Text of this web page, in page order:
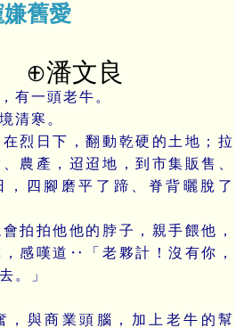
愛
良
一頭老牛。
寒。
日下，翻動乾硬的土地；拉
農產，迢迢地，到市集販售、
四腳磨平了蹄、脊背曬脫了
拍他他的脖子，親手餵他，
感嘆道‥「老夥計！沒有你，
。」
與商業頭腦，加上老牛的幫